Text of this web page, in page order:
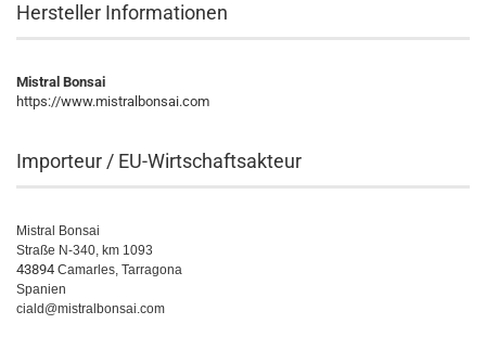
Hersteller Informationen
Mistral Bonsai
https://www.mistralbonsai.com
Importeur / EU-Wirtschaftsakteur
Mistral Bonsai
Straße N-340, km 1093
43894 Camarles, Tarragona
Spanien
ciald@mistralbonsai.com